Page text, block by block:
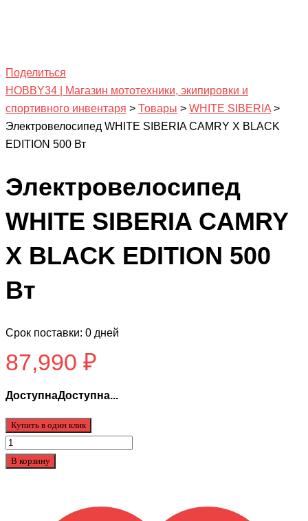
Поделиться
HOBBY34 | Магазин мототехники, экипировки и
спортивного инвентаря > Товары > WHITE SIBERIA >
Электровелосипед WHITE SIBERIA CAMRY X BLACK
EDITION 500 Вт
Электровелосипед
WHITE SIBERIA CAMRY
X BLACK EDITION 500
Вт
Срок поставки: 0 дней
87,990 ₽
ДоступнаДоступна...
Купить в один клик
Количество
товара
В корзину